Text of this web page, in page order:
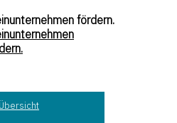
fördern.